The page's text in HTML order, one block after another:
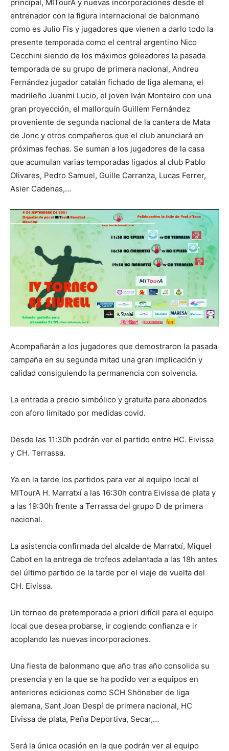
principal, MITourA y nuevas incorporaciones desde el
entrenador con la figura internacional de balonmano
como es Julio Fis y jugadores que vienen a darlo todo la
presente temporada como el central argentino Nico
Cecchini siendo de los máximos goleadores la pasada
temporada de su grupo de primera nacional, Andreu
Fernández jugador catalán fichado de liga alemana, el
madrileño Juanmi Lucio, el joven Iván Monteiro con una
gran proyección, el mallorquín Guillem Fernández
proveniente de segunda nacional de la cantera de Mata
de Jonc y otros compañeros que el club anunciará en
próximas fechas. Se suman a los jugadores de la casa
que acumulan varias temporadas ligados al club Pablo
Olivares, Pedro Samuel, Guille Carranza, Lucas Ferrer,
Asier Cadenas,…
Acompañarán a los jugadores que demostraron la pasada
campaña en su segunda mitad una gran implicación y
calidad consiguiendo la permanencia con solvencia.
La entrada a precio simbólico y gratuita para abonados
con aforo limitado por medidas covid.
Desde las 11:30h podrán ver el partido entre HC. Eivissa
y CH. Terrassa.
Ya en la tarde los partidos para ver al equipo local el
MITourA H. Marratxí a las 16:30h contra Eivissa de plata y
a las 19:30h frente a Terrassa del grupo D de primera
nacional.
La asistencia confirmada del alcalde de Marratxí, Miquel
Cabot en la entrega de trofeos adelantada a las 18h antes
del último partido de la tarde por el viaje de vuelta del
CH. Eivissa.
Un torneo de pretemporada a priori difícil para el equipo
local que desea probarse, ir cogiendo confianza e ir
acoplando las nuevas incorporaciones.
Una fiesta de balonmano que año tras año consolida su
presencia y en la que se ha podido ver a equipos en
anteriores ediciones como SCH Shöneber de liga
alemana, Sant Joan Despí de primera nacional, HC
Eivissa de plata, Peña Deportiva, Secar,…
Será la única ocasión en la que podrán ver al equipo